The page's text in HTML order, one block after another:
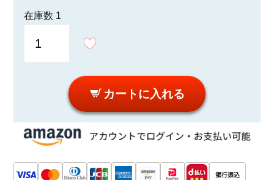
在庫数 1
カートに入れる